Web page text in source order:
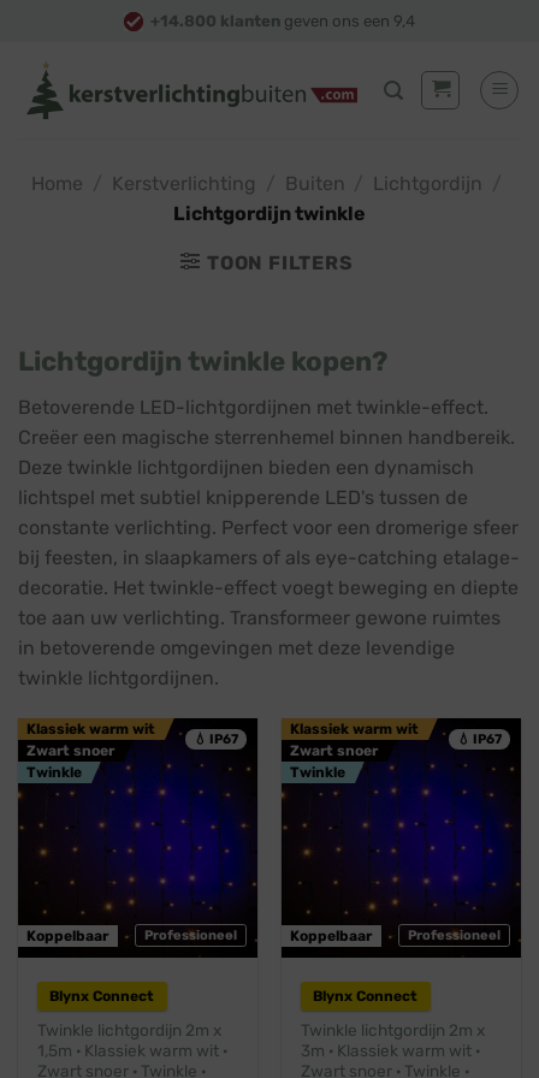
content
+14.800 klanten geven ons een 9,4
Home Kerstverlichting Buiten Lichtgordijn
Lichtgordijn twinkle
TOON FILTERS
Lichtgordijn twinkle kopen?
Betoverende LED-lichtgordijnen met twinkle-effect.
Creëer een magische sterrenhemel binnen handbereik.
Deze twinkle lichtgordijnen bieden een dynamisch
lichtspel met subtiel knipperende LED's tussen de
constante verlichting. Perfect voor een dromerige sfeer
bij feesten, in slaapkamers of als eye-catching etalage-
decoratie. Het twinkle-effect voegt beweging en diepte
toe aan uw verlichting. Transformeer gewone ruimtes
in betoverende omgevingen met deze levendige
twinkle lichtgordijnen.
💧 IP67
Professioneel
Klassiek warm wit
Zwart snoer
Twinkle
Koppelbaar
Blynx Connect
Twinkle lichtgordijn 2m x
1,5m · Klassiek warm wit ·
Zwart snoer · Twinkle ·
💧 IP67
Professioneel
Klassiek warm wit
Zwart snoer
Twinkle
Koppelbaar
Blynx Connect
Twinkle lichtgordijn 2m x
3m · Klassiek warm wit ·
Zwart snoer · Twinkle ·